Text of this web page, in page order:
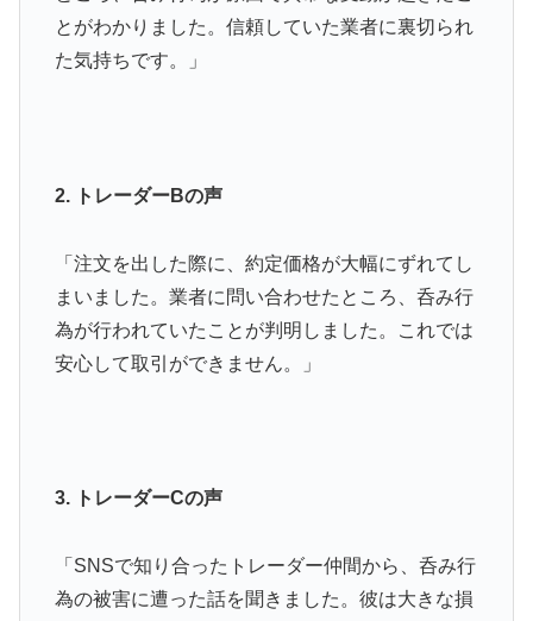
とがわかりました。信頼していた業者に裏切られ
た気持ちです。」
2. トレーダーBの声
「注文を出した際に、約定価格が大幅にずれてし
まいました。業者に問い合わせたところ、呑み行
為が行われていたことが判明しました。これでは
安心して取引ができません。」
3. トレーダーCの声
「SNSで知り合ったトレーダー仲間から、呑み行
為の被害に遭った話を聞きました。彼は大きな損